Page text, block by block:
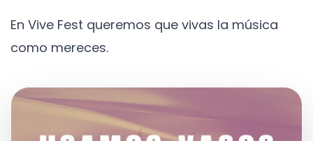
En Vive Fest queremos que vivas la música
como mereces.